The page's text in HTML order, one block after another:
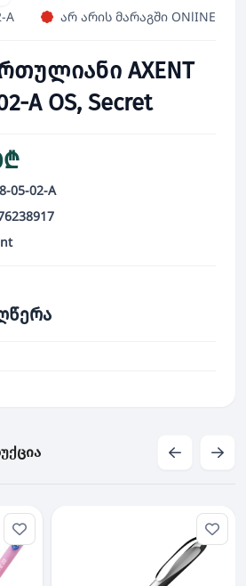
A არ არის მარაგში ONlINE
AXENT
A OS, Secret
05-02-A